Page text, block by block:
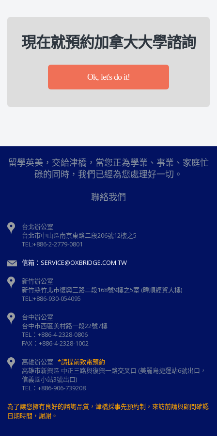
現在就預約加拿大大學諮詢
Ok, let's do it!
留學英美，交給津橋，當您正為學業、事業、家庭忙
碌的同時，我們已經為您處理好一切。
聯絡我們
台北辦公室
台北市中山區南京東路二段206號12樓之5
TEL:+886-2-2779-0801
信箱：SERVICE@OXBRIDGE.COM.TW
新竹辦公室
新⽵縣⽵北市復興三路⼆段168號9樓之5室 (暐順經貿大樓)
TEL:+886-930-054095
台中辦公室
台中市西區美村路一段22號7樓
TEL：+886-4-2328-0806
FAX：+886-4-2328-1002
高雄辦公室 *請提前致電預約
高雄市新興區 中正三路與復興一路交叉口 (美麗島捷運站6號出口，
信義國小站3號出口)
TEL：+886-906-739208
為了讓您擁有良好的諮詢品質，津橋採事先預約制，來訪前請與顧問確認
日期時間，謝謝。